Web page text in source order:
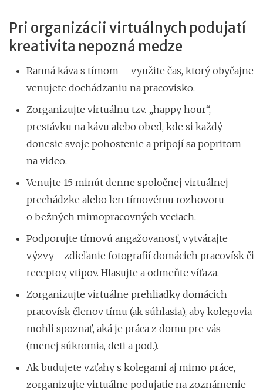
Pri organizácii virtuálnych podujatí
kreativita nepozná medze
Ranná káva s tímom – využite čas, ktorý obyčajne
venujete dochádzaniu na pracovisko.
Zorganizujte virtuálnu tzv. „happy hour“,
prestávku na kávu alebo obed, kde si každý
donesie svoje pohostenie a pripojí sa popritom
na video.
Venujte 15 minút denne spoločnej virtuálnej
prechádzke alebo len tímovému rozhovoru
o bežných mimopracovných veciach.
Podporujte tímovú angažovanosť, vytvárajte
výzvy - zdieľanie fotografií domácich pracovísk či
receptov, vtipov. Hlasujte a odmeňte víťaza.
Zorganizujte virtuálne prehliadky domácich
pracovísk členov tímu (ak súhlasia), aby kolegovia
mohli spoznať, aká je práca z domu pre vás
(menej súkromia, deti a pod.).
Ak budujete vzťahy s kolegami aj mimo práce,
zorganizujte virtuálne podujatie na zoznámenie